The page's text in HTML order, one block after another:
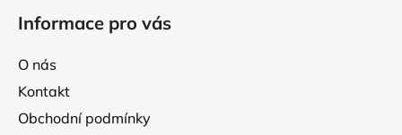
Informace pro vás
O nás
Kontakt
Obchodní podmínky